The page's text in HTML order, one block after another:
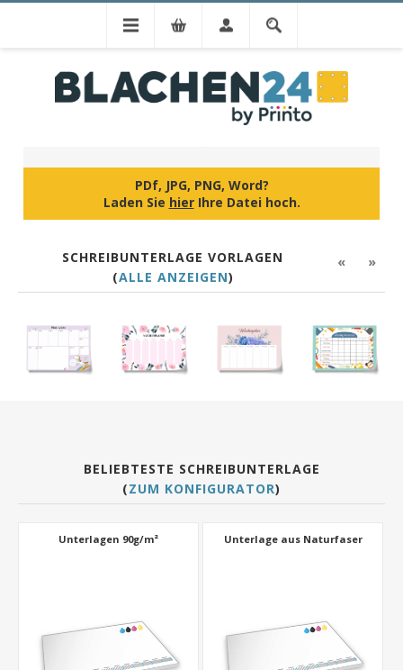
PDf, JPG, PNG, Word?
Laden Sie hierIhre Datei hoch.
« »
SCHREIBUNTERLAGE VORLAGEN
(ALLE ANZEIGEN)
BELIEBTESTE SCHREIBUNTERLAGE
(ZUM KONFIGURATOR)
Unterlagen 90g/m² Unterlage aus Naturfaser